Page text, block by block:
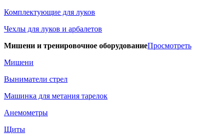
Комплектующие для луков
Чехлы для луков и арбалетов
Мишени и тренировочное оборудованиеПросмотреть
Мишени
Выниматели стрел
Машинка для метания тарелок
Анемометры
Щиты